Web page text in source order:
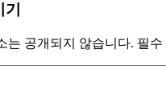
는 공개되지 않습니다. 필수